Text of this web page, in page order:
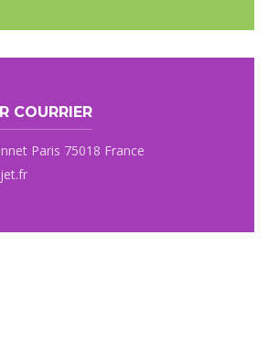
COURRIER
Paris 75018 France